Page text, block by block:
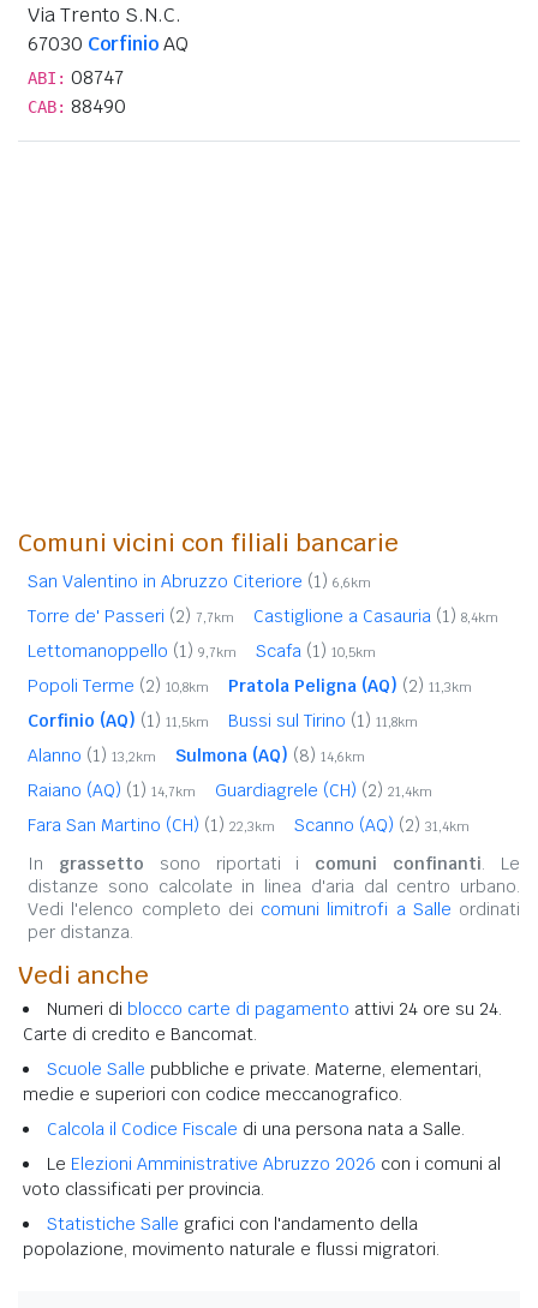
Via Trento S.N.C.
67030 CorfinioAQ
ABI: 08747
CAB: 88490
Comuni vicini con filiali bancarie
San Valentino in Abruzzo Citeriore (1) 6,6km
Torre de' Passeri (2) 7,7km Castiglione a Casauria (1) 8,4km
Lettomanoppello (1) 9,7km Scafa (1) 10,5km
Popoli Terme (2) 10,8km Pratola Peligna (AQ) (2) 11,3km
Corfinio (AQ) (1) 11,5km Bussi sul Tirino (1) 11,8km
Alanno (1) 13,2km Sulmona (AQ) (8) 14,6km
Raiano (AQ) (1) 14,7km Guardiagrele (CH) (2) 21,4km
Fara San Martino (CH) (1) 22,3km Scanno (AQ) (2) 31,4km
In grassetto sono riportati i comuni confinanti. Le
distanze sono calcolate in linea d'aria dal centro urbano.
Vedi l'elenco completo dei comuni limitrofi a Salle ordinati
per distanza.
Vedi anche
Numeri di blocco carte di pagamento attivi 24 ore su 24.
Carte di credito e Bancomat.
Scuole Salle pubbliche e private. Materne, elementari,
medie e superiori con codice meccanografico.
Calcola il Codice Fiscale di una persona nata a Salle.
Le Elezioni Amministrative Abruzzo 2026 con i comuni al
voto classificati per provincia.
Statistiche Salle grafici con l'andamento della
popolazione, movimento naturale e flussi migratori.